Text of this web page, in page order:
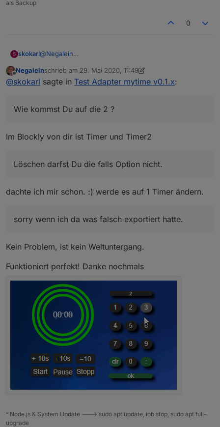
als Backup
0
S skokarl@Negalein
Nur ein Timer. Wie kommst Du auf die 2 ? Hab ich das
falsche exportiert ?
Mach mal aus Deinem Timer2 ein Timer. Löschen darfst
Input nimmt die Eingabe und setzt es in Output nur
Offline
Negaleinschrieb am 29. Mai 2020, 11:49
zuletzt editiert von Negalein
@skokarl sagte in Test Adapter mytime v0.1.x:
Wie kommst Du auf die 2 ?
Im Blockly von dir ist Timer und Timer2
Löschen darfst Du die falls Option nicht.
dachte ich mir schon. :) werde es auf 1 Timer ändern.
sorry wenn ich da was falsch exportiert hatte.
Kein Problem, ist kein Weltuntergang.
Funktioniert perfekt! Danke nochmals
° Node.js & System Update ---> sudo apt update, iob stop, sudo apt full-
upgrade